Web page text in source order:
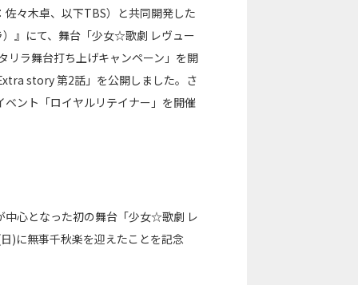
々木卓、以下TBS）と共同開発した
』にて、舞台「少女☆歌劇 レヴュー
ラ舞台打ち上げキャンペーン」を開
story 第2話」を公開しました。さ
ント「ロイヤルリテイナー」を開催
中心となった初の舞台「少女☆歌劇 レ
)に無事千秋楽を迎えたことを記念